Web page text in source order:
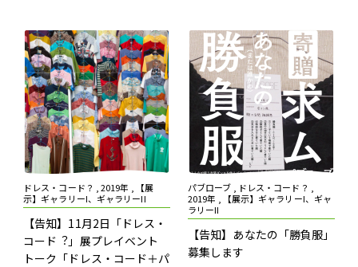
ドレス・コード？ , 2019年 , 【展
示】ギャラリーI、ギャラリーII
【告知】11月2日「ドレス・
コード︖」展プレイベント
トーク「ドレス・コード＋パ
パブローブ , ドレス・コード？ ,
2019年 , 【展示】ギャラリーI、ギャ
ラリーII
【告知】あなたの「勝負服」
募集します